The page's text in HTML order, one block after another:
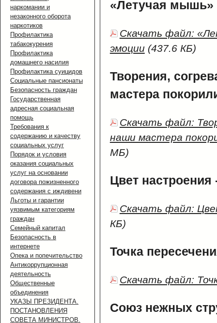
наркомании и
незаконного оборота
наркотиков
Профилактика
табакокурения
Профилактика
домашнего насилия
Профилактика суицидов
Социальные пансионаты
Безопасность граждан
Государственная
адресная социальная
помощь
Требования к
содержанию и качеству
социальных услуг
Порядок и условия
оказания социальных
услуг на основании
договора пожизненного
содержания с иждивени
Льготы и гарантии
уязвимым категориям
граждан
Семейный капитал
Безопасность в
интернете
Опека и попечительство
Антикоррупционная
деятельность
Общественные
объединения
УКАЗЫ ПРЕЗИДЕНТА.
ПОСТАНОВЛЕНИЯ
СОВЕТА МИНИСТРОВ.
«Летучая мышь»
Скачать файл:
эмоции(437.6 КБ)
Творения,
мастера
Скачать файл:
наши мастера
МБ)
Цвет настроения
Скачать файл:
КБ)
Точка
Скачать файл:
Союз нежных